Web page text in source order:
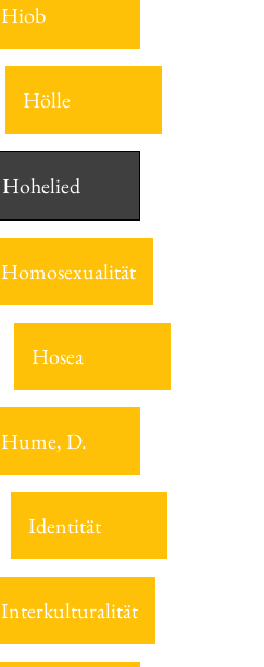
Hiob
Hölle
Hohelied
Homosexualität
Hosea
Hume, D.
Identität
Interkulturalität